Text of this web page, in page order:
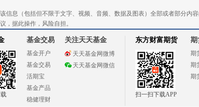
息（包括但不限于文字、视频、音频、数据及图表）全部或者部分内
，据此操作，风险自担。
基金交易
基金开户
基金交易
活期宝
基金产品
稳健理财
关注天天基金
天天基金网微博
天天基金网微信
东方财富期货
扫一扫下载APP
期
期
期
期